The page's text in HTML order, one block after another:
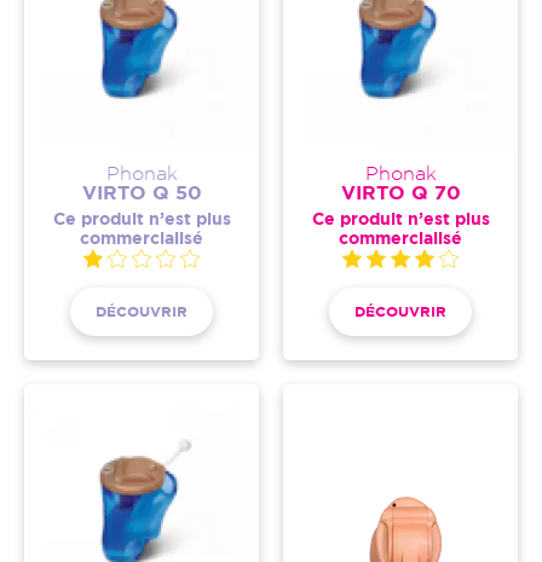
Phonak
VIRTO Q 50
Ce produit n’est plus
commercialisé
DÉCOUVRIR
Phonak
VIRTO Q 70
Ce produit n’est plus
commercialisé
DÉCOUVRIR